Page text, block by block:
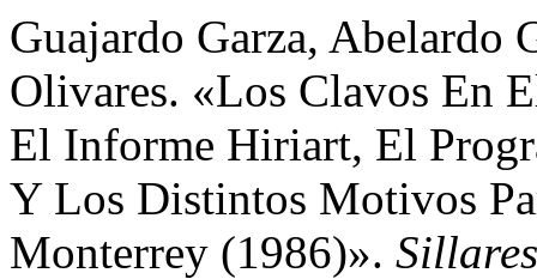
Guajardo Garza, Abelardo
Olivares. «Los Clavos En
El Informe Hiriart, El
Y Los Distintos Motivos
Monterrey (1986)».